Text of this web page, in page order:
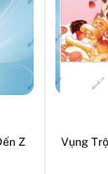
Z Vụng